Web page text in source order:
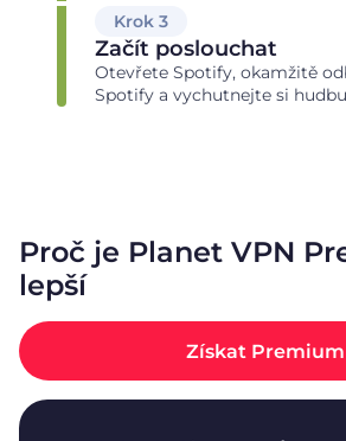
Krok 3
Začít poslouchat
Otevřete Spotify, okamžitě
Spotify a vychutnejte si
Proč je Planet VPN
lepší
Získat Premium